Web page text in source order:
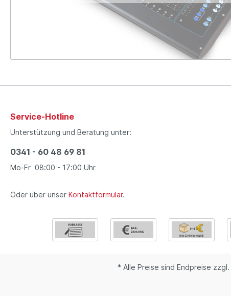
Service-Hotline
Unterstützung und Beratung unter:
0341 - 60 48 69 81
Mo-Fr 08:00 - 17:00 Uhr
Oder über unser Kontaktformular.
* Alle Preise sind Endpreise zzgl.